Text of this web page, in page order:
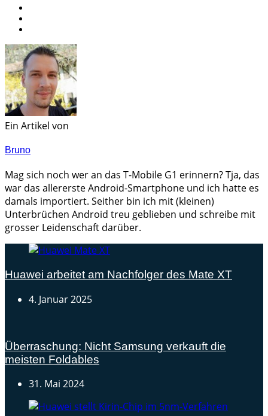
Ein Artikel von
Bruno
Mag sich noch wer an das T-Mobile G1 erinnern? Tja, das
war das allererste Android-Smartphone und ich hatte es
damals importiert. Seither bin ich mit (kleinen)
Unterbrüchen Android treu geblieben und schreibe mit
grosser Leidenschaft darüber.
Huawei arbeitet am Nachfolger des Mate XT
4. Januar 2025
Überraschung: Nicht Samsung verkauft die
meisten Foldables
31. Mai 2024